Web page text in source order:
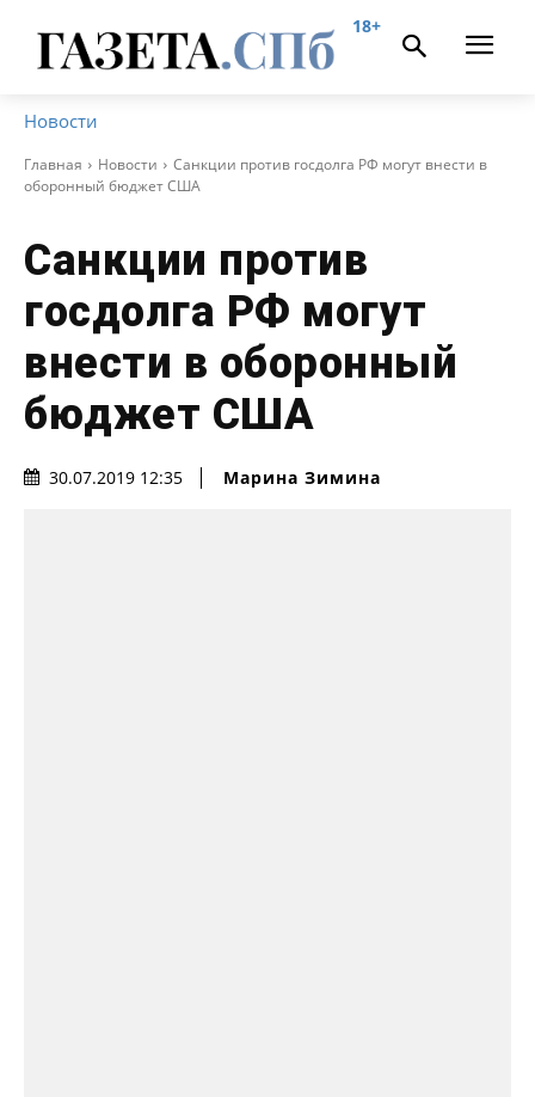
18+
Новости
Главная Новости
Санкции против госдолга РФ могут внести в
оборонный бюджет США
Санкции против
госдолга РФ могут
внести в оборонный
бюджет США
30.07.2019 12:35 Марина Зимина